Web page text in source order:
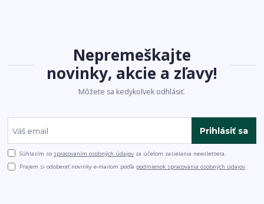
Nepremeškajte
novinky, akcie a zľavy!
Môžete sa kedykoľvek odhlásiť.
Prihlásiť sa
Súhlasím so spracovaním osobných údajov za účelom zasielania newslettera.
Prajem si odoberať novinky e-mailom podľa podmienok spracovania osobných údajov.